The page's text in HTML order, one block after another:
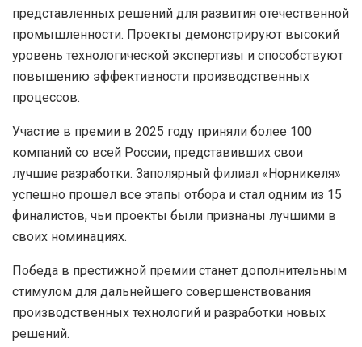
представленных решений для развития отечественной
промышленности. Проекты демонстрируют высокий
уровень технологической экспертизы и способствуют
повышению эффективности производственных
процессов.
Участие в премии в 2025 году приняли более 100
компаний со всей России, представивших свои
лучшие разработки. Заполярный филиал «Норникеля»
успешно прошел все этапы отбора и стал одним из 15
финалистов, чьи проекты были признаны лучшими в
своих номинациях.
Победа в престижной премии станет дополнительным
стимулом для дальнейшего совершенствования
производственных технологий и разработки новых
решений.